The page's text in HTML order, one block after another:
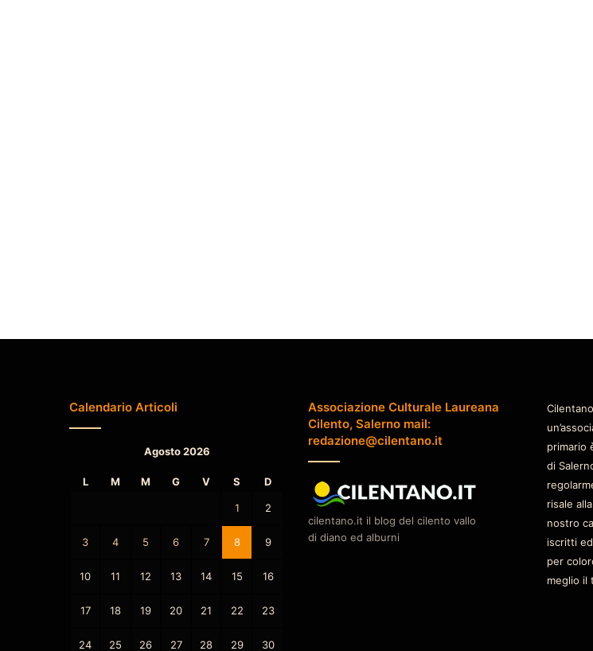
Calendario Articoli
Agosto 2026
L M M G V S D
1 2
3 4 5 6 7 8 9
10 11 12 13 14 15 16
17 18 19 20 21 22 23
24 25 26 27 28 29 30
Associazione Culturale Laureana
Cilento, Salerno mail:
redazione@cilentano.it
cilentano.it il blog del cilento vallo
di diano ed alburni
primario
di
risale
nostro
iscritti
per
meglio il